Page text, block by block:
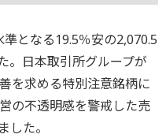
となる19.5％安の2,070.5
。日本取引所グループが
を求める特別注意銘柄に
の不透明感を警戒した売
した。